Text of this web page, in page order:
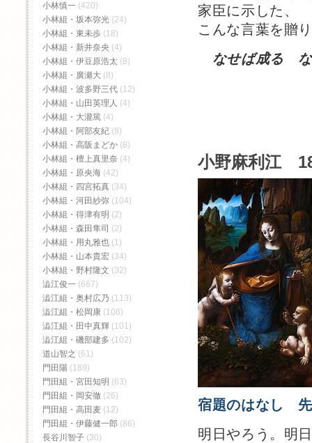
家臣に示した、
こんな言葉を贈
なせば成る
小野麻利江
宿題のはなし
明日やろう。明
小林慎一 (420)
小林組・坂本弥光 (24)
小林組・東未歩 (18)
小林組・新井奈央 (4)
小林組・伊豆原浩太 (8)
小林組・廣瀬大 (8)
小林組・波多野三代 (12)
小林組・山田英理人 (4)
小林組・大瀧篤 (4)
小林組・阿部友紀 (8)
小林組・高阪まどか (8)
小林組・檀上真里奈 (4)
小林組・原央海 (42)
小林組・四宮拓真 (34)
小林組・河田紗弥 (104)
小林組・得津有明 (2)
小林組・森田隼司 (2)
小林組・用丸雅也 (1)
小林組・山本貴宏 (34)
小林組・野村隆文 (32)
澁江俊一 (667)
澁江組・奥村広乃 (113)
澁江組・松岡康 (106)
澁江組・田中真輝 (101)
澁江組・磯部建多 (102)
道山智之 (61)
門田陽 (189)
門田組・宮田知明 (63)
門田組・岡安徹 (26)
門田組・高田麦 (12)
門田組・伊藤健一郎 (86)
長谷川智子 (30)